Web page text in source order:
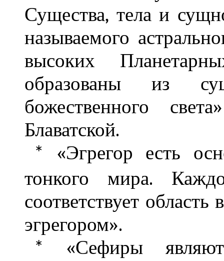
Существа, тела и
называемого
высоких
образованы из
божественного
Блаватской.
*
«Эгрегор есть
тонкого мира.
соответствует
эгрегором».
*
«Сефиры